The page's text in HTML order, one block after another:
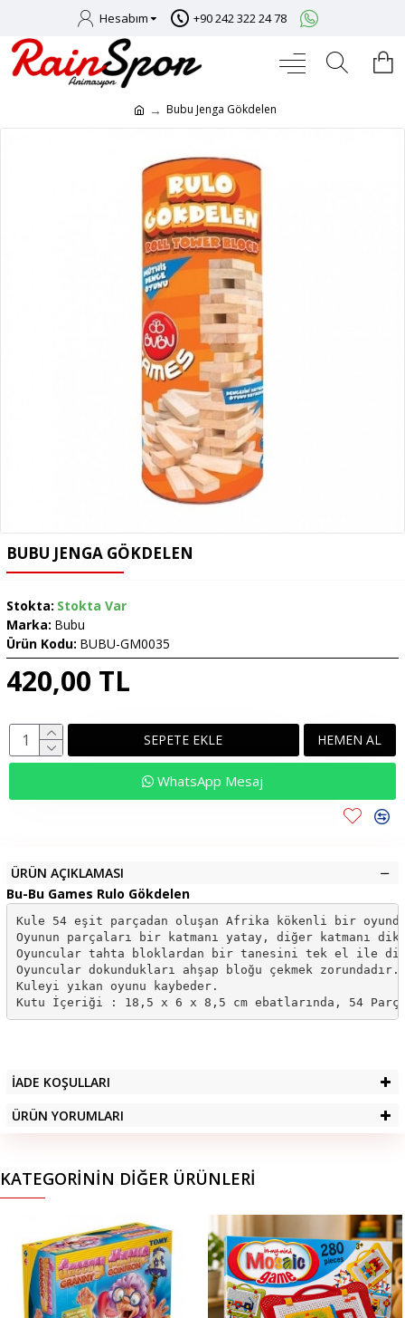
Hesabım +90 242 322 24 78
Bubu Jenga Gökdelen
BUBU JENGA GÖKDELEN
420,00 TL
Stokta: Stokta Var
Marka: Bubu
Ürün Kodu: BUBU-GM0035
SEPETE EKLE HEMEN AL
WhatsApp Mesaj
ÜRÜN AÇIKLAMASI
Bu-Bu Games Rulo Gökdelen
Kule 54 eşit parçadan oluşan Afrika kökenli bir
Oyunun parçaları bir katmanı yatay, diğer
Oyuncular tahta bloklardan bir tanesini tek el ile
Oyuncular dokundukları ahşap bloğu çekmek
Kuleyi yıkan oyunu kaybeder.
Kutu İçeriği : 18,5 x 6 x 8,5 cm ebatlarında, 54
İADE KOŞULLARI
ÜRÜN YORUMLARI
KATEGORININ DIĞER ÜRÜNLERI